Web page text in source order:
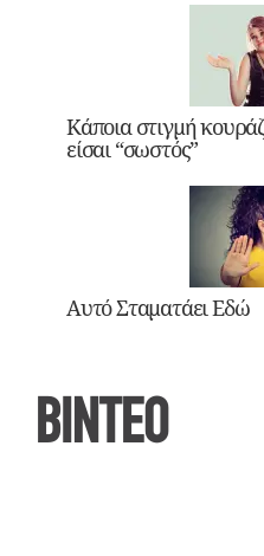
Κάποια στιγμή
είσαι “σωστός”
Αυτό Σταματάει Εδώ
ΒΙΝΤΕΟ